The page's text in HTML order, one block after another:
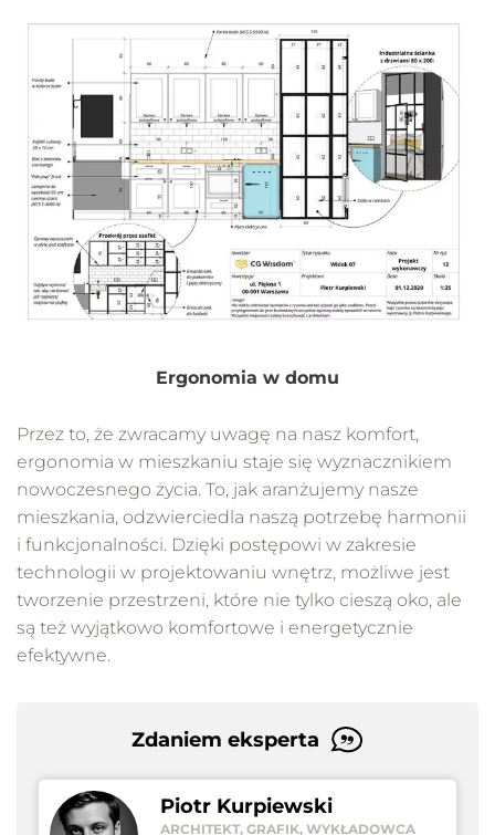
Ergonomia w domu
Przez to, że zwracamy uwagę na nasz komfort,
ergonomia w mieszkaniu staje się wyznacznikiem
nowoczesnego życia. To, jak aranżujemy nasze
mieszkania, odzwierciedla naszą potrzebę harmonii
i funkcjonalności. Dzięki postępowi w zakresie
technologii w projektowaniu wnętrz, możliwe jest
tworzenie przestrzeni, które nie tylko cieszą oko, ale
są też wyjątkowo komfortowe i energetycznie
efektywne.
Zdaniem eksperta
Piotr Kurpiewski
ARCHITEKT, GRAFIK, WYKŁADOWCA